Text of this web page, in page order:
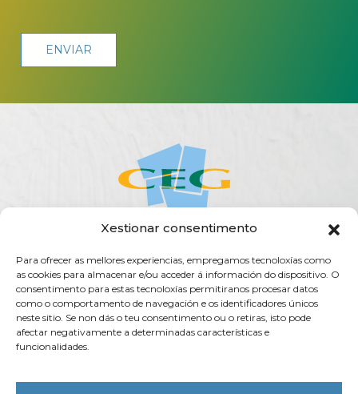
Xestionar consentimento
Para ofrecer as mellores experiencias, empregamos tecnoloxías como
as cookies para almacenar e/ou acceder á información do dispositivo. O
consentimento para estas tecnoloxías permitiranos procesar datos
como o comportamento de navegación e os identificadores únicos
neste sitio. Se non dás o teu consentimento ou o retiras, isto pode
afectar negativamente a determinadas características e
funcionalidades.
ACERCA DA CEG ACTUALIDADE AXENDA
PUBLICACIÓNS
TRANSPARENCIA
Rúa do Vilar, 54 - 15705
Santiago de Compostela (España)
T. (+34) 981 555 888 F. (+34) 981 555 882